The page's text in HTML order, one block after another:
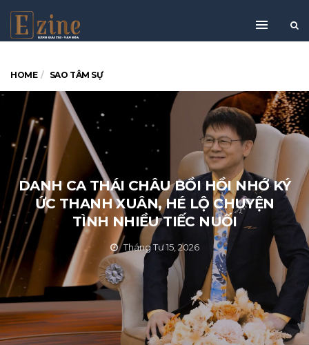
HOME SAO TÂM SỰ
DANH CA THÁI CHÂU BỒI HỒI NHỚ KÝ
ỨC THANH XUÂN, HÉ LỘ CHUYỆN
TÌNH NHIỀU TIẾC NUỐI
Tháng Tư 15, 2026